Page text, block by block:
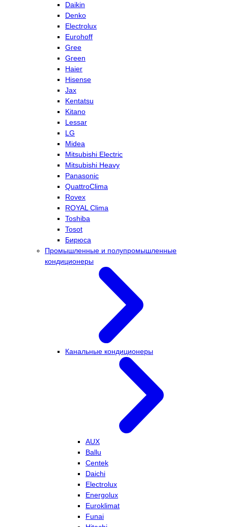
Daikin
Denko
Electrolux
Eurohoff
Gree
Green
Haier
Hisense
Jax
Kentatsu
Kitano
Lessar
LG
Midea
Mitsubishi Electric
Mitsubishi Heavy
Panasonic
QuattroClima
Rovex
ROYAL Clima
Toshiba
Tosot
Бирюса
Промышленные и полупромышленные
кондиционеры
Канальные кондиционеры
AUX
Ballu
Centek
Daichi
Electrolux
Energolux
Euroklimat
Funai